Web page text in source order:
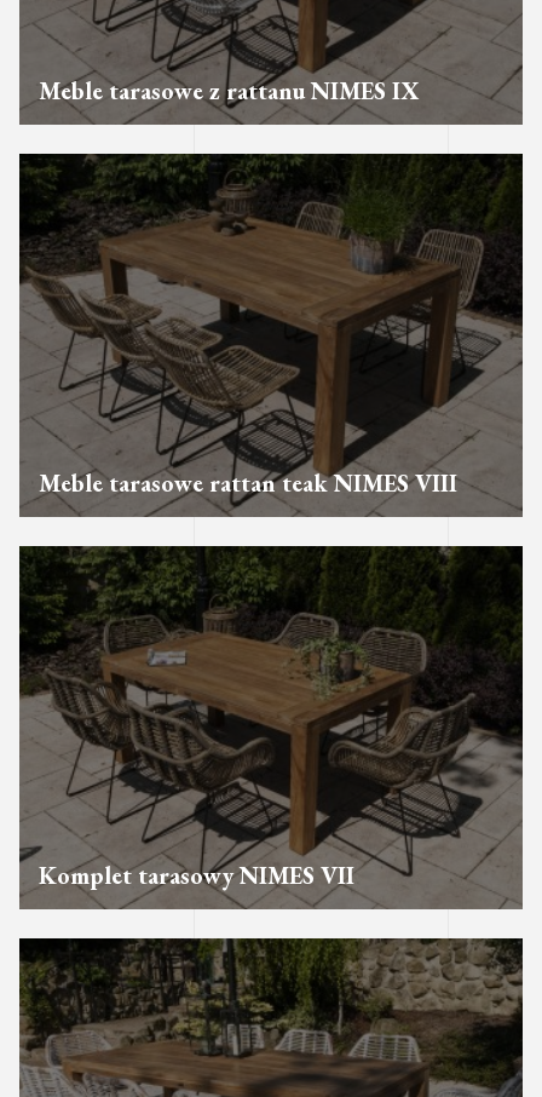
Meble tarasowe z rattanu NIMES IX
Meble tarasowe rattan teak NIMES VIII
Komplet tarasowy NIMES VII